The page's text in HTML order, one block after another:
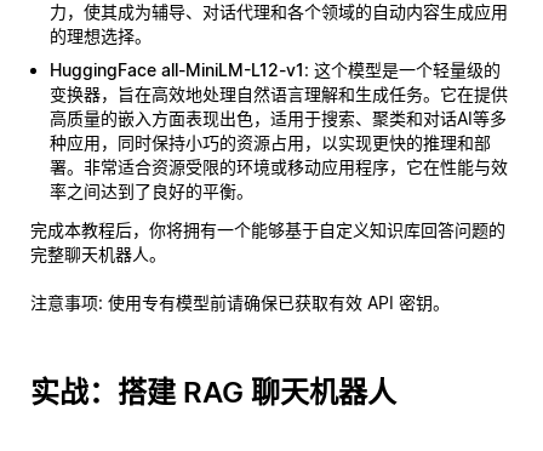
力，使其成为辅导、对话代理和各个领域的自动内容生成应用
的理想选择。
HuggingFace all-MiniLM-L12-v1: 这个模型是一个轻量级的
变换器，旨在高效地处理自然语言理解和生成任务。它在提供
高质量的嵌入方面表现出色，适用于搜索、聚类和对话AI等多
种应用，同时保持小巧的资源占用，以实现更快的推理和部
署。非常适合资源受限的环境或移动应用程序，它在性能与效
率之间达到了良好的平衡。
完成本教程后，你将拥有一个能够基于自定义知识库回答问题的
完整聊天机器人。
注意事项: 使用专有模型前请确保已获取有效 API 密钥。
实战：搭建 RAG 聊天机器人